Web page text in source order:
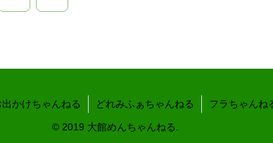
出かけちゃんねる どれみふぁちゃんねる フラちゃんね
© 2019 大館めんちゃんねる.